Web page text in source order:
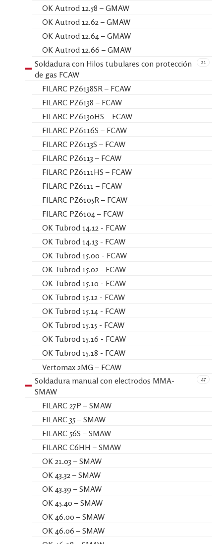
OK Autrod 12.58 – GMAW
OK Autrod 12.62 – GMAW
OK Autrod 12.64 – GMAW
OK Autrod 12.66 – GMAW
21
Soldadura con Hilos tubulares con protección
de gas FCAW
FILARC PZ6138SR – FCAW
FILARC PZ6138 – FCAW
FILARC PZ6130HS – FCAW
FILARC PZ6116S – FCAW
FILARC PZ6113S – FCAW
FILARC PZ6113 – FCAW
FILARC PZ6111HS – FCAW
FILARC PZ6111 – FCAW
FILARC PZ6105R – FCAW
FILARC PZ6104 – FCAW
OK Tubrod 14.12 - FCAW
OK Tubrod 14.13 - FCAW
OK Tubrod 15.00 - FCAW
OK Tubrod 15.02 - FCAW
OK Tubrod 15.10 - FCAW
OK Tubrod 15.12 - FCAW
OK Tubrod 15.14 - FCAW
OK Tubrod 15.15 - FCAW
OK Tubrod 15.16 - FCAW
OK Tubrod 15.18 - FCAW
Vertomax 2MG – FCAW
47
Soldadura manual con electrodos MMA-
SMAW
FILARC 27P – SMAW
FILARC 35 – SMAW
FILARC 56S – SMAW
FILARC C6HH – SMAW
OK 21.03 – SMAW
OK 43.32 – SMAW
OK 43.39 – SMAW
OK 45.40 – SMAW
OK 46.00 – SMAW
OK 46.06 – SMAW